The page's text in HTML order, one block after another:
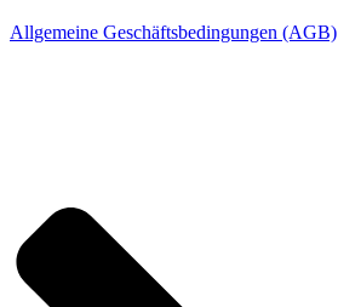
Allgemeine Geschäftsbedingungen (AGB)